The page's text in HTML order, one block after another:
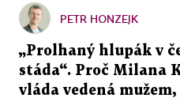
PETR HONZEJK
„Prolhaný hlupák v
stáda“. Proč Milana
vláda vedená